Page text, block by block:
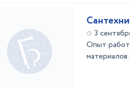
3
Опыт работ,
материалов.